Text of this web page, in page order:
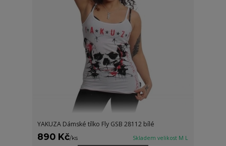
YAKUZA Dámské tílko Fly GSB 28112 bílé
890 Kč/ks Skladem velikost M L